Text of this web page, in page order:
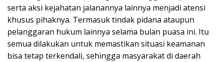
serta aksi kejahatan jalanannya lainnya menjadi atensi
khusus pihaknya. Termasuk tindak pidana ataupun
pelanggaran hukum lainnya selama bulan puasa ini. Itu
semua dilakukan untuk memastikan situasi keamanan
bisa tetap terkendali, sehingga masyarakat di daerah